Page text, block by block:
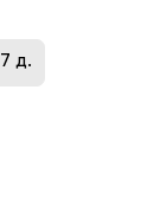
7 д.